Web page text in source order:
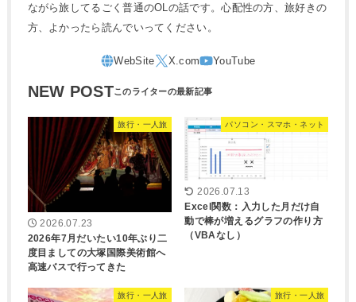
ながら旅してるごく普通のOLの話です。心配性の方、旅好きの
方、よかったら読んでいってください。
NEW POST
旅行・一人旅
2026.07.23
2026年7月だいたい10年ぶり二
度目ましての大塚国際美術館へ
高速バスで行ってきた
パソコン・スマホ・ネット
2026.07.13
Excel関数：入力した月だけ自
動で棒が増えるグラフの作り方
（VBAなし）
旅行・一人旅 旅行・一人旅